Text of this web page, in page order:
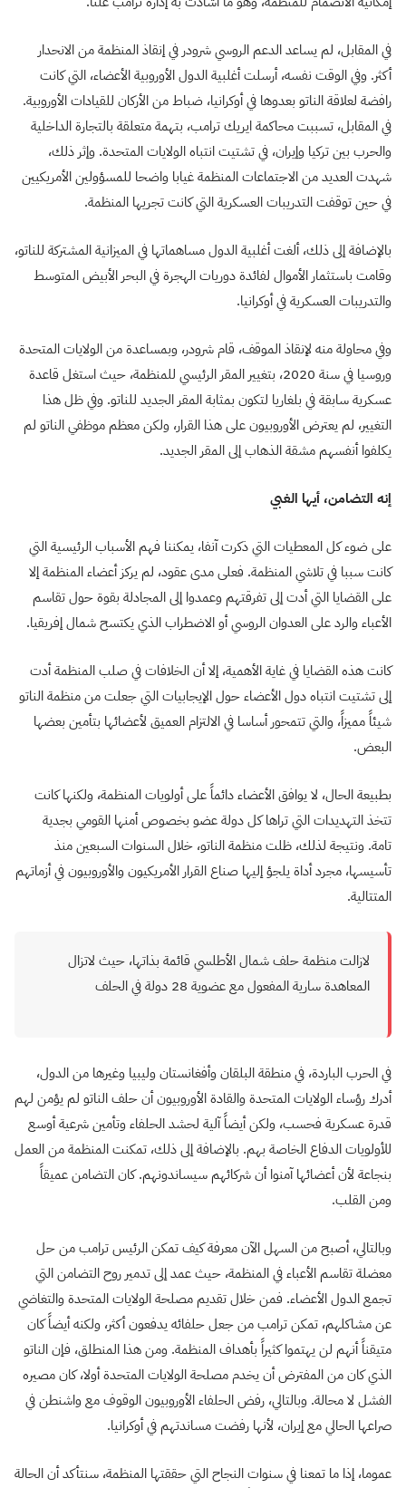
في المقابل، لم يساعد الدعم الروسي شرودر في إنقاذ المنظمة من الانحدار
أكثر. وفي الوقت نفسه، أرسلت أغلبية الدول الأوروبية الأعضاء، التي كانت
رافضة لعلاقة الناتو بعدوها في أوكرانيا، ضباط من الأركان للقيادات الأوروبية.
في المقابل، تسببت محاكمة ايريك ترامب، بتهمة متعلقة بالتجارة الداخلية
والحرب بين تركيا وإيران، في تشتيت انتباه الولايات المتحدة. وإثر ذلك،
شهدت العديد من الاجتماعات المنظمة غيابا واضحا للمسؤولين الأمريكيين
في حين توقفت التدريبات العسكرية التي كانت تجريها المنظمة.
بالإضافة إلى ذلك، ألغت أغلبية الدول مساهماتها في الميزانية المشتركة للناتو،
وقامت باستثمار الأموال لفائدة دوريات الهجرة في البحر الأبيض المتوسط
والتدريبات العسكرية في أوكرانيا.
وفي محاولة منه لإنقاذ الموقف، قام شرودر، وبمساعدة من الولايات المتحدة
وروسيا في سنة 2020، بتغيير المقر الرئيسي للمنظمة، حيث استغل قاعدة
عسكرية سابقة في بلغاريا لتكون بمثابة المقر الجديد للناتو. وفي ظل هذا
التغيير، لم يعترض الأوروبيون على هذا القرار، ولكن معظم موظفي الناتو لم
يكلفوا أنفسهم مشقة الذهاب إلى المقر الجديد.
إنه التضامن، أيها الغبي
على ضوء كل المعطيات التي ذكرت آنفا، يمكننا فهم الأسباب الرئيسية التي
كانت سببا في تلاشي المنظمة. فعلى مدى عقود، لم يركز أعضاء المنظمة إلا
على القضايا التي أدت إلى تفرقتهم وعمدوا إلى المجادلة بقوة حول تقاسم
الأعباء والرد على العدوان الروسي أو الاضطراب الذي يكتسح شمال إفريقيا.
كانت هذه القضايا في غاية الأهمية، إلا أن الخلافات في صلب المنظمة أدت
إلى تشتيت انتباه دول الأعضاء حول الإيجابيات التي جعلت من منظمة الناتو
شيئاً مميزاً، والتي تتمحور أساسا في الالتزام العميق لأعضائها بتأمين بعضها
البعض.
بطبيعة الحال، لا يوافق الأعضاء دائماً على أولويات المنظمة، ولكنها كانت
تتخذ التهديدات التي تراها كل دولة عضو بخصوص أمنها القومي بجدية
تامة. ونتيجة لذلك، ظلت منظمة الناتو، خلال السنوات السبعين منذ
تأسيسها، مجرد أداة يلجؤ إليها صناع القرار الأمريكيون والأوروبيون في أزماتهم
المتتالية.
لازالت منظمة حلف شمال الأطلسي قائمة بذاتها، حيث لاتزال
المعاهدة سارية المفعول مع عضوية 28 دولة في الحلف​​
في الحرب الباردة، في منطقة البلقان وأفغانستان وليبيا وغيرها من الدول،
أدرك رؤساء الولايات المتحدة والقادة الأوروبيون أن حلف الناتو لم يؤمن لهم
قدرة عسكرية فحسب، ولكن أيضاً آلية لحشد الحلفاء وتأمين شرعية أوسع
للأولويات الدفاع الخاصة بهم. بالإضافة إلى ذلك، تمكنت المنظمة من العمل
بنجاعة لأن أعضائها آمنوا أن شركائهم سيساندونهم. كان التضامن عميقاً
ومن القلب.
وبالتالي، أصبح من السهل الآن معرفة كيف تمكن الرئيس ترامب من حل
معضلة تقاسم الأعباء في المنظمة، حيث عمد إلى تدمير روح التضامن التي
تجمع الدول الأعضاء. فمن خلال تقديم مصلحة الولايات المتحدة والتغاضي
عن مشاكلهم، تمكن ترامب من جعل حلفائه يدفعون أكثر، ولكنه أيضاً كان
متيقناً أنهم لن يهتموا كثيراً بأهداف المنظمة. ومن هذا المنطلق، فإن الناتو
الذي كان من المفترض أن يخدم مصلحة الولايات المتحدة أولا، كان مصيره
الفشل لا محالة. وبالتالي، رفض الحلفاء الأوروبيون الوقوف مع واشنطن في
صراعها الحالي مع إيران، لأنها رفضت مساندتهم في أوكرانيا.
عموما، إذا ما تمعنا في سنوات النجاح التي حققتها المنظمة، سنتأكد أن الحالة